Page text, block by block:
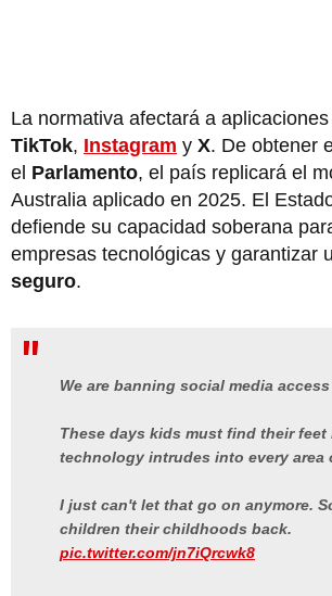
La normativa afectará a
TikTok, Instagram y X. De obtener
el Parlamento, el país replicará el
Australia aplicado en 2025. El
defiende su capacidad soberana
empresas tecnológicas y garantizar
seguro.
We are banning social media
These days kids must find their feet
technology intrudes into every area
I just can't let that go on anymore.
children their childhoods back.
pic.twitter.com/jn7iQrcwk8